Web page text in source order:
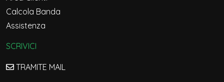
Calcola Banda
Assistenza
SCRIVICI
TRAMITE MAIL